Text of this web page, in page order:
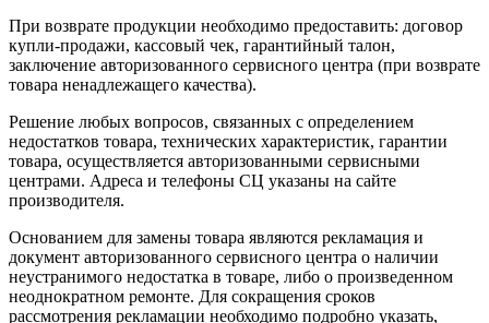
При возврате продукции необходимо предоставить: договор
купли-продажи, кассовый чек, гарантийный талон,
заключение авторизованного сервисного центра (при возврате
товара ненадлежащего качества).
Решение любых вопросов, связанных с определением
недостатков товара, технических характеристик, гарантии
товара, осуществляется авторизованными сервисными
центрами. Адреса и телефоны СЦ указаны на сайте
производителя.
Основанием для замены товара являются рекламация и
документ авторизованного сервисного центра о наличии
неустранимого недостатка в товаре, либо о произведенном
неоднократном ремонте. Для сокращения сроков
рассмотрения рекламации необходимо подробно указать,